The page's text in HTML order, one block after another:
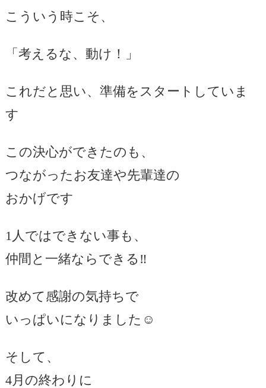
こういう時こそ、
「考えるな、動け！」
これだと思い、準備をスタートしていま
す
この決心ができたのも、
つながったお友達や先輩達の
おかげです
1人ではできない事も、
仲間と一緒ならできる‼️
改めて感謝の気持ちで
いっぱいになりました☺️
そして、
4月の終わりに